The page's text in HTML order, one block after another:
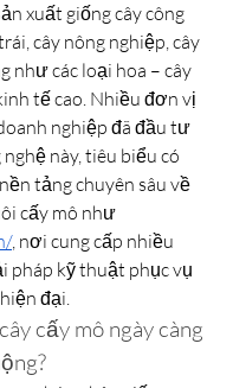
xuất giống cây công
cây nông nghiệp, cây
như các loại hoa – cây
tế cao. Nhiều đơn vị
nghiệp đã đầu tư
này, tiêu biểu có
tảng chuyên sâu về
, nơi cung cấp nhiều
pháp kỹ thuật phục vụ
đại.
cấy mô ngày càng